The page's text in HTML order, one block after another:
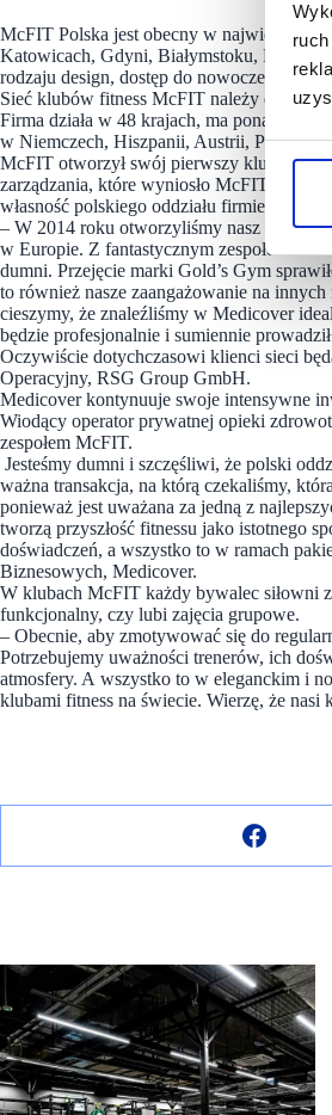
McFIT Polska jest obecny w
Katowicach, Gdyni, Białymstoku,
rodzaju design, dostęp do nowoczesnych
Sieć klubów fitness McFIT należy do RSG
Firma działa w 48 krajach, ma ponad
w Niemczech, Hiszpanii, Austrii, Polsce i
McFIT otworzył swój pierwszy klub
zarządzania, które wyniosło McFIT do
własność polskiego oddziału firmie
– W 2014 roku otworzyliśmy nasz
w Europie. Z fantastycznym zespołem
dumni. Przejęcie marki Gold’s Gym
to również nasze zaangażowanie na
cieszymy, że znaleźliśmy w Medicover
będzie profesjonalnie i sumiennie
Oczywiście dotychczasowi klienci sieci
Operacyjny, RSG Group GmbH.
Medicover kontynuuje swoje intensywne
Wiodący operator prywatnej opieki
zespołem McFIT.
Jesteśmy dumni i szczęśliwi, że polski
ważna transakcja, na którą czekaliśmy,
ponieważ jest uważana za jedną z
tworzą przyszłość fitnessu jako istotnego
doświadczeń, a wszystko to w ramach
Biznesowych, Medicover.
W klubach McFIT każdy bywalec siłowni
funkcjonalny, czy lubi zajęcia grupowe.
– Obecnie, aby zmotywować się do
Potrzebujemy uważności trenerów, ich
atmosfery. A wszystko to w eleganckim i
klubami fitness na świecie. Wierzę, że